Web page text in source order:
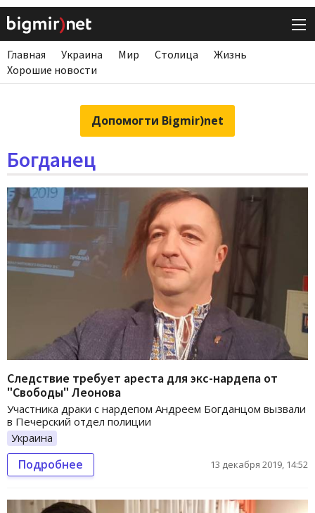
Главная Украина Мир Столица
Жизнь
Хорошие новости
Допомогти Bigmir)net
Богданец
Следствие требует ареста для экс-нардепа от
"Свободы" Леонова
Участника драки с нардепом Андреем Богданцом вызвали
в Печерский отдел полиции
Украина
Подробнее 13 декабря 2019, 14:52